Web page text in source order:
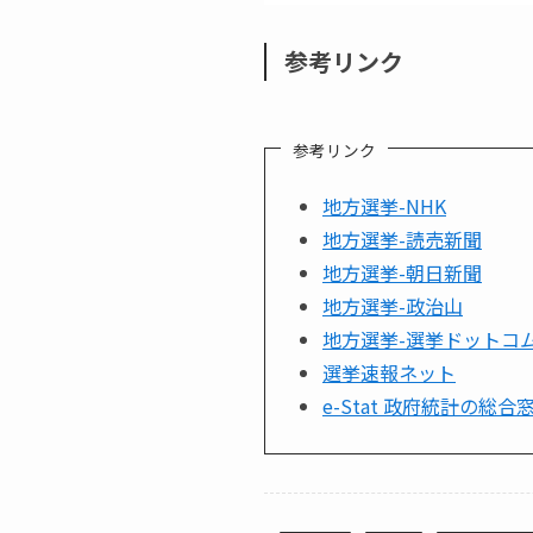
参考リンク
参考リンク
地方選挙-NHK
地方選挙-読売新聞
地方選挙-朝日新聞
地方選挙-政治山
地方選挙-選挙ドットコ
選挙速報ネット
e-Stat 政府統計の総合